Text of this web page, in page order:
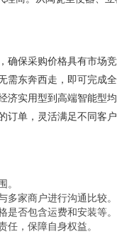
保采购价格具有市场
需东奔西走，即可完成
济实用型到高端智能型
单，灵活满足不同客
。
家商户进行沟通比较。
否包含运费和安装等。
，保障自身权益。